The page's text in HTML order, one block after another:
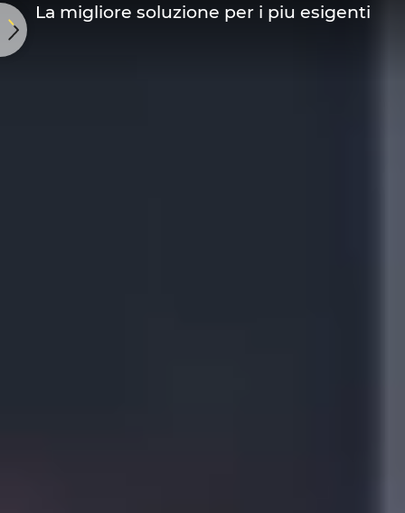
La migliore soluzione per i piu esigenti